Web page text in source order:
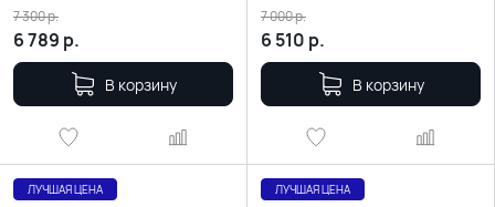
6 789 р.
7 300р.
В корзину
6 510 р.
7 000р.
В корзину
ЛУЧШАЯ ЦЕНА ЛУЧШАЯ ЦЕНА